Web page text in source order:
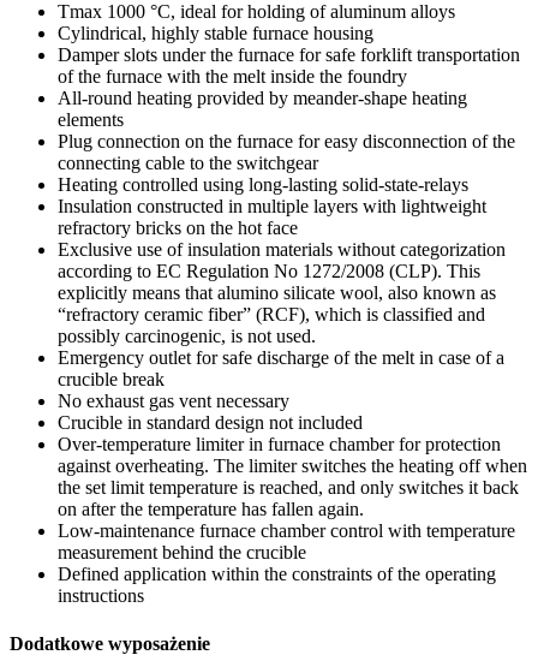
Tmax 1000 °C, ideal for holding of aluminum alloys
Cylindrical, highly stable furnace housing
Damper slots under the furnace for safe forklift transportation
of the furnace with the melt inside the foundry
All-round heating provided by meander-shape heating
elements
Plug connection on the furnace for easy disconnection of the
connecting cable to the switchgear
Heating controlled using long-lasting solid-state-relays
Insulation constructed in multiple layers with lightweight
refractory bricks on the hot face
Exclusive use of insulation materials without categorization
according to EC Regulation No 1272/2008 (CLP). This
explicitly means that alumino silicate wool, also known as
“refractory ceramic fiber” (RCF), which is classified and
possibly carcinogenic, is not used.
Emergency outlet for safe discharge of the melt in case of a
crucible break
No exhaust gas vent necessary
Crucible in standard design not included
Over-temperature limiter in furnace chamber for protection
against overheating. The limiter switches the heating off when
the set limit temperature is reached, and only switches it back
on after the temperature has fallen again.
Low-maintenance furnace chamber control with temperature
measurement behind the crucible
Defined application within the constraints of the operating
instructions
Dodatkowe wyposażenie